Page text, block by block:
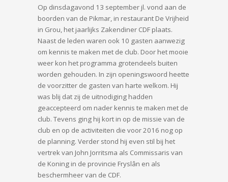
Op dinsdagavond 13 september jl. vond aan de
boorden van de Pikmar, in restaurant De Vrijheid
in Grou, het jaarlijks Zakendiner CDF plaats.
Naast de leden waren ook 10 gasten aanwezig
om kennis te maken met de club. Door het mooie
weer kon het programma grotendeels buiten
worden gehouden. In zijn openingswoord heette
de voorzitter de gasten van harte welkom. Hij
was blij dat zij de uitnodiging hadden
geaccepteerd om nader kennis te maken met de
club. Tevens ging hij kort in op de missie van de
club en op de activiteiten die voor 2016 nog op
de planning. Verder stond hij even stil bij het
vertrek van John Jorritsma als Commissaris van
de Koning in de provincie Fryslân en als
beschermheer van de CDF.